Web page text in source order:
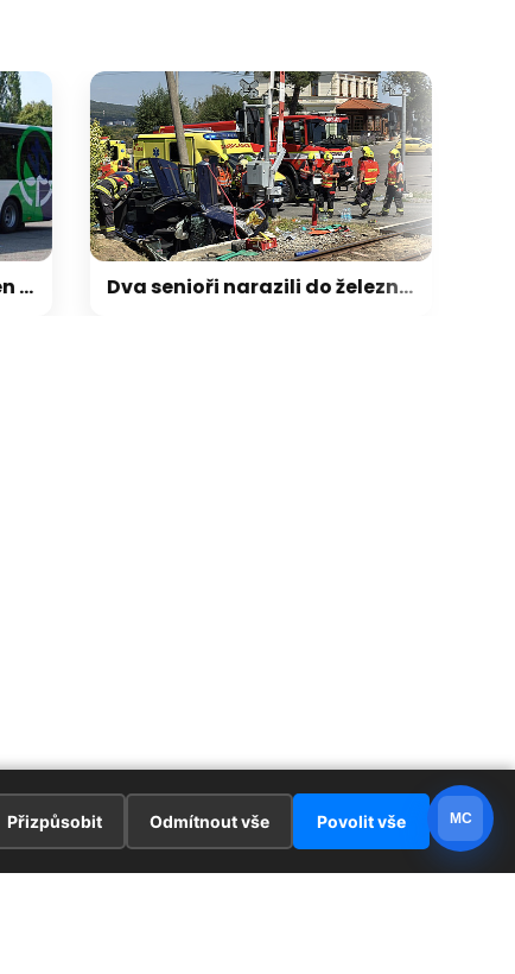
galerie: cviky
Dva senioři narazili do železničního přejezdu, jejich auto skončilo na boku
Přizpůsobit Odmítnout vše Povolit vše MC